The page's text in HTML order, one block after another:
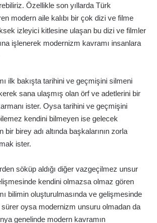
Özellikle son yıllarda Türk
modern aile kalıbı bir çok dizi ve filme
izleyici kitlesine ulaşan bu dizi ve filmler
işlenerek modernizm kavramı insanlara
ilk bakışta tarihini ve geçmişini silmeni
sana ulaşmış olan örf ve adetlerini bir
ister. Oysa tarihini ve geçmişini
kendini bilmeyen ise gelecek
bir birey adı altında başkalarının zorla
ister.
söküp aldığı diğer vazgeçilmez unsur
kendini olmazsa olmaz gören
bilimin oluşturulmasında ve gelişmesinde
sürer oysa modernizm unsuru olmadan da
genelinde modern kavramın